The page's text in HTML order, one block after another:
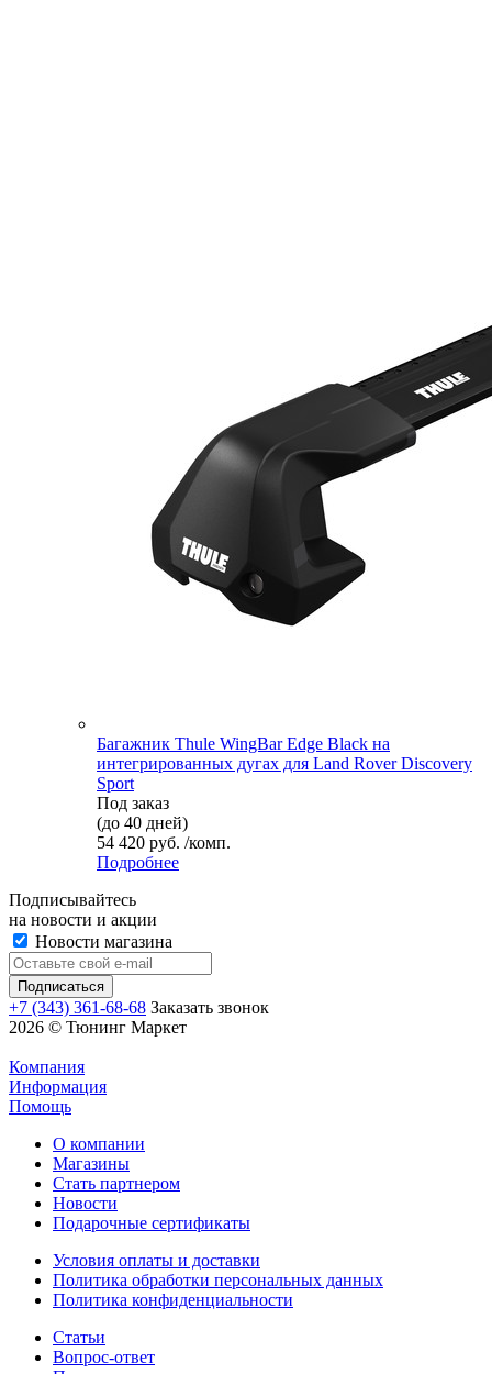
Багажник Thule WingBar Edge Black на
интегрированных дугах для Land Rover Discovery
Sport
Под заказ
(до 40 дней)
54 420 руб. /комп.
Подробнее
Подписывайтесь
на новости и акции
Новости магазина
+7 (343) 361-68-68 Заказать звонок
2026 © Тюнинг Маркет
Компания
Информация
Помощь
О компании
Магазины
Стать партнером
Новости
Подарочные сертификаты
Условия оплаты и доставки
Политика обработки персональных данных
Политика конфиденциальности
Статьи
Вопрос-ответ